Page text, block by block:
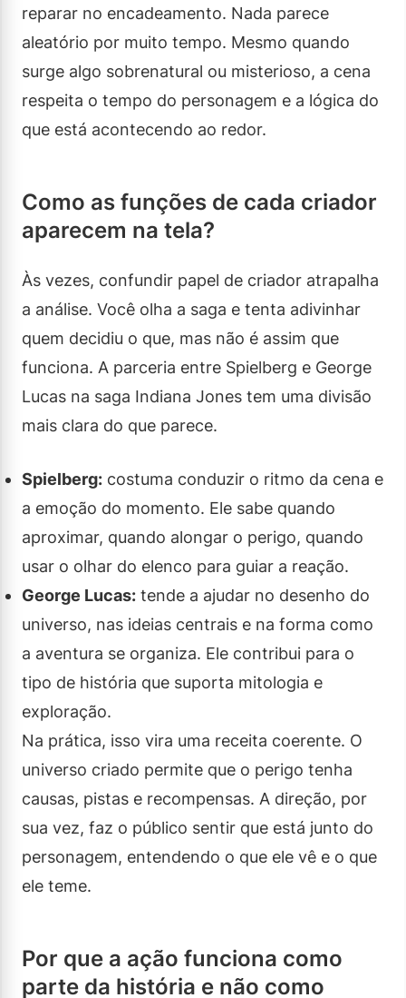
reparar no encadeamento. Nada parece
aleatório por muito tempo. Mesmo quando
surge algo sobrenatural ou misterioso, a cena
respeita o tempo do personagem e a lógica do
que está acontecendo ao redor.
Como as funções de cada criador
aparecem na tela?
Às vezes, confundir papel de criador atrapalha
a análise. Você olha a saga e tenta adivinhar
quem decidiu o que, mas não é assim que
funciona. A parceria entre Spielberg e George
Lucas na saga Indiana Jones tem uma divisão
mais clara do que parece.
Spielberg: costuma conduzir o ritmo da cena e
a emoção do momento. Ele sabe quando
aproximar, quando alongar o perigo, quando
usar o olhar do elenco para guiar a reação.
George Lucas: tende a ajudar no desenho do
universo, nas ideias centrais e na forma como
a aventura se organiza. Ele contribui para o
tipo de história que suporta mitologia e
exploração.
Na prática, isso vira uma receita coerente. O
universo criado permite que o perigo tenha
causas, pistas e recompensas. A direção, por
sua vez, faz o público sentir que está junto do
personagem, entendendo o que ele vê e o que
ele teme.
Por que a ação funciona como
parte da história e não como